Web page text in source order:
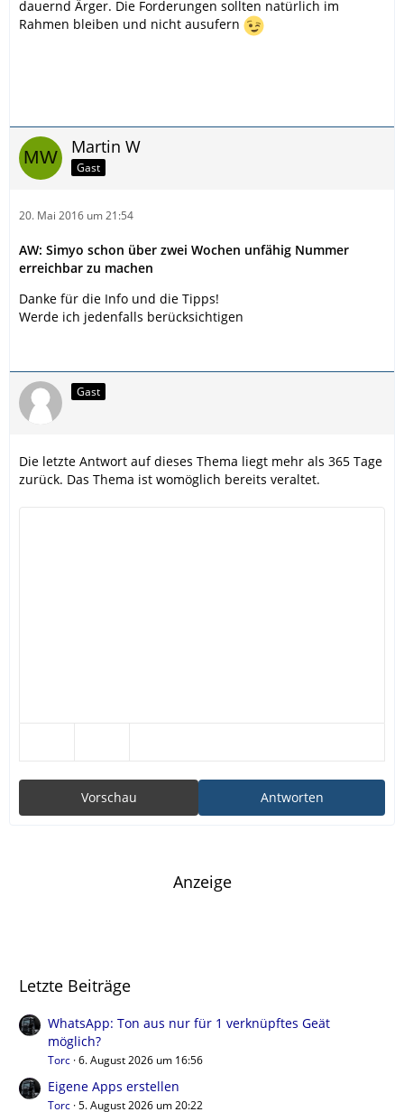
dauernd Ärger. Die Forderungen sollten natürlich im
Rahmen bleiben und nicht ausufern
Martin W
Gast
20. Mai 2016 um 21:54
AW: Simyo schon über zwei Wochen unfähig Nummer
erreichbar zu machen
Danke für die Info und die Tipps!
Werde ich jedenfalls berücksichtigen
Gast
Die letzte Antwort auf dieses Thema liegt mehr als 365 Tage
zurück. Das Thema ist womöglich bereits veraltet.
Antworten
Vorschau
Anzeige
Letzte Beiträge
WhatsApp: Ton aus nur für 1 verknüpftes Geät
möglich?
Torc 6. August 2026 um 16:56
Eigene Apps erstellen
Torc 5. August 2026 um 20:22